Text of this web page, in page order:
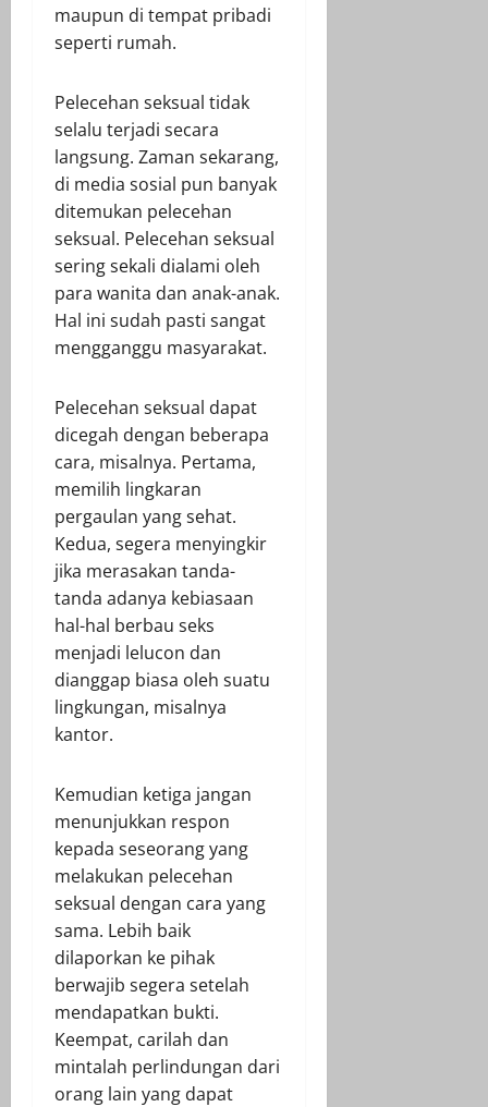
maupun di tempat pribadi
seperti rumah.
Pelecehan seksual tidak
selalu terjadi secara
langsung. Zaman sekarang,
di media sosial pun banyak
ditemukan pelecehan
seksual. Pelecehan seksual
sering sekali dialami oleh
para wanita dan anak-anak.
Hal ini sudah pasti sangat
mengganggu masyarakat.
Pelecehan seksual dapat
dicegah dengan beberapa
cara, misalnya. Pertama,
memilih lingkaran
pergaulan yang sehat.
Kedua, segera menyingkir
jika merasakan tanda-
tanda adanya kebiasaan
hal-hal berbau seks
menjadi lelucon dan
dianggap biasa oleh suatu
lingkungan, misalnya
kantor.
Kemudian ketiga jangan
menunjukkan respon
kepada seseorang yang
melakukan pelecehan
seksual dengan cara yang
sama. Lebih baik
dilaporkan ke pihak
berwajib segera setelah
mendapatkan bukti.
Keempat, carilah dan
mintalah perlindungan dari
orang lain yang dapat